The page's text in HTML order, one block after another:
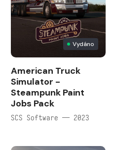
Vydáno
American Truck
Simulator -
Steampunk Paint
Jobs Pack
SCS Software — 2023